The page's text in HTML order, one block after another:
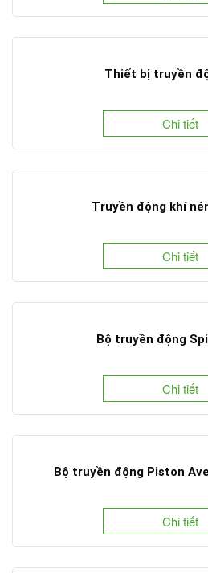
Thiết bị truyền
Chi tiết
Truyền động khí
Chi tiết
Bộ truyền động
Chi tiết
Bộ truyền động Piston
Chi tiết